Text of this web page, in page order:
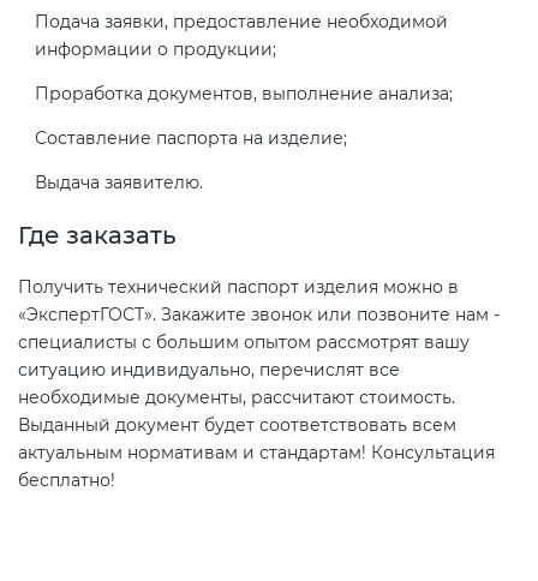
Подача заявки, предоставление необходимой
информации о продукции;
Проработка документов, выполнение анализа;
Составление паспорта на изделие;
Выдача заявителю.
Где заказать
Получить технический паспорт изделия можно в
«ЭкспертГОСТ». Закажите звонок или позвоните нам -
специалисты с большим опытом рассмотрят вашу
ситуацию индивидуально, перечислят все
необходимые документы, рассчитают стоимость.
Выданный документ будет соответствовать всем
актуальным нормативам и стандартам! Консультация
бесплатно!